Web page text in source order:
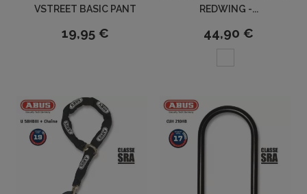
VSTREET BASIC PANT
19,95 €
REDWING -...
44,90 €